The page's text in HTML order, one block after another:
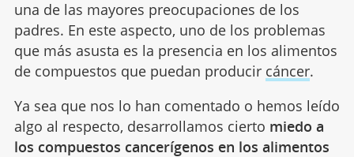
una de las mayores preocupaciones de los
padres. En este aspecto, uno de los problemas
que más asusta es la presencia en los alimentos
de compuestos que puedan producir cáncer.
Ya sea que nos lo han comentado o hemos leído
algo al respecto, desarrollamos cierto miedo a
los compuestos cancerígenos en los alimentos